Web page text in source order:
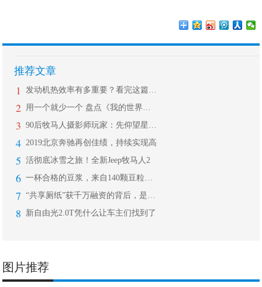
推荐文章
1 发动机热效率有多重要？看完这篇让你秒
2 用一个就少一个 盘点《我的世界》里放
3 90后牧马人摄影师玩家：先仰望星空，
4 2019北京奔驰再创佳绩，持续实现高
5 活彻底冰雪之旅！全新Jeep牧马人2
6 一杯合格的豆浆，来自140颗豆粒的臻
7 “共享厕纸”获千万融资的背后，是一场
8 新自由光2.0T凭什么让车主们找到了
图片推荐